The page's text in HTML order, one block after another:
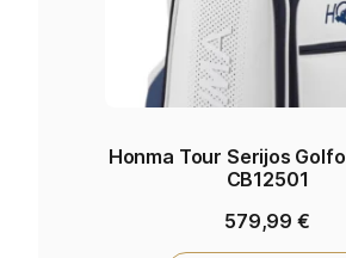
Honma Tour Serijos
CB12501
579,99 €